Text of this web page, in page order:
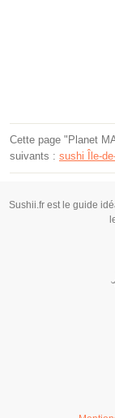
Cette page "Planet
suivants : sushi Île-
Sushii.fr est le guide